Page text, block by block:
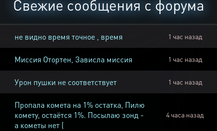
Свежие сообщения с форума
не видно время точное , время 1 час назад
Миссия Отортен, Зависла миссия 1 час назад
Урон пушки не соответствует 1 час назад
Пропала комета на 1% остатка, Пилю
комету, остаётся 1%. Посылаю зонд -
а кометы нет (
4 часа назад